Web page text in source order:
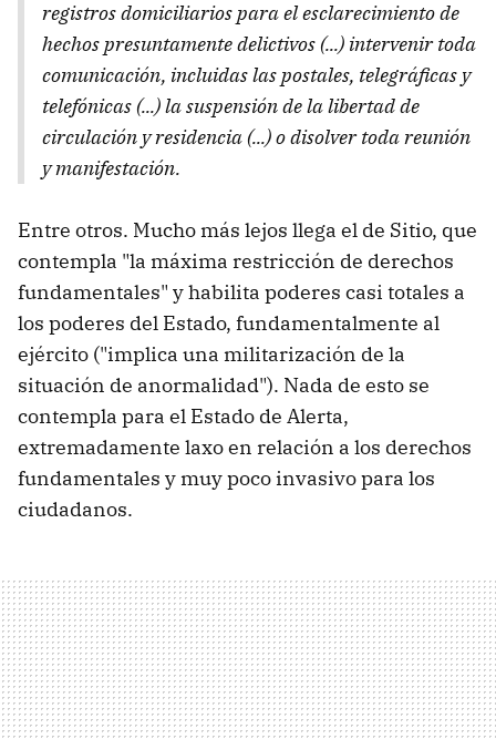
registros domiciliarios para el esclarecimiento de
hechos presuntamente delictivos (...) intervenir toda
comunicación, incluidas las postales, telegráficas y
telefónicas (...) la suspensión de la libertad de
circulación y residencia (...) o disolver toda reunión
y manifestación.
Entre otros. Mucho más lejos llega el de Sitio, que
contempla "la máxima restricción de derechos
fundamentales" y habilita poderes casi totales a
los poderes del Estado, fundamentalmente al
ejército ("implica una militarización de la
situación de anormalidad"). Nada de esto se
contempla para el Estado de Alerta,
extremadamente laxo en relación a los derechos
fundamentales y muy poco invasivo para los
ciudadanos.